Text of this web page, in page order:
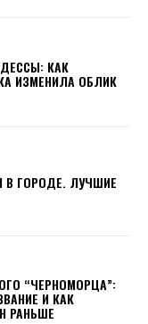
КАК
ИЗМЕНИЛА ОБЛИК
ГОРОДЕ. ЛУЧШИЕ
“ЧЕРНОМОРЦА”:
И КАК
РАНЬШЕ